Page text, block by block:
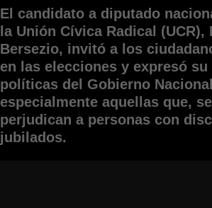
El candidato a diputado
la Unión Cívica Radical (UCR),
Bersezio, invitó a los
en las elecciones y expresó su
políticas del Gobierno
especialmente aquellas que,
perjudican a personas con
jubilados.